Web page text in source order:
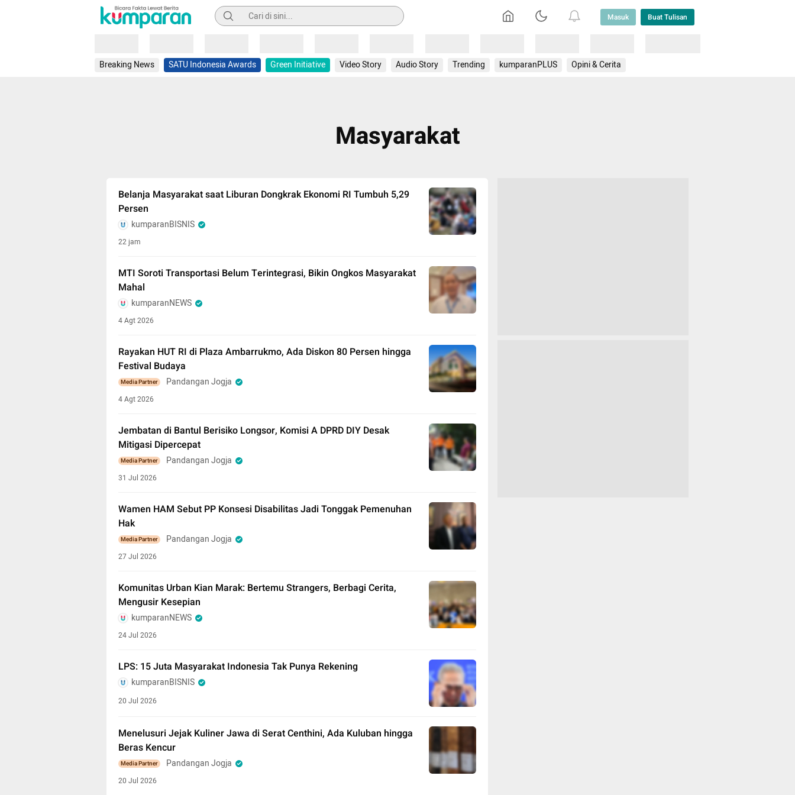
Pencarian Masuk Buat Tulisan
Breaking News SATU Indonesia Awards Green Initiative Video Story Audio Story Trending kumparanPLUS Opini & Cerita
Masyarakat
Belanja Masyarakat saat Liburan Dongkrak Ekonomi RI Tumbuh 5,29
Persen
kumparanBISNIS
22 jam
MTI Soroti Transportasi Belum Terintegrasi, Bikin Ongkos Masyarakat
Mahal
kumparanNEWS
4 Agt 2026
Rayakan HUT RI di Plaza Ambarrukmo, Ada Diskon 80 Persen hingga
Festival Budaya
Media Partner Pandangan Jogja
4 Agt 2026
Jembatan di Bantul Berisiko Longsor, Komisi A DPRD DIY Desak
Mitigasi Dipercepat
Media Partner Pandangan Jogja
31 Jul 2026
Wamen HAM Sebut PP Konsesi Disabilitas Jadi Tonggak Pemenuhan
Hak
Media Partner Pandangan Jogja
27 Jul 2026
Komunitas Urban Kian Marak: Bertemu Strangers, Berbagi Cerita,
Mengusir Kesepian
kumparanNEWS
24 Jul 2026
LPS: 15 Juta Masyarakat Indonesia Tak Punya Rekening
kumparanBISNIS
20 Jul 2026
Menelusuri Jejak Kuliner Jawa di Serat Centhini, Ada Kuluban hingga
Beras Kencur
Media Partner Pandangan Jogja
20 Jul 2026